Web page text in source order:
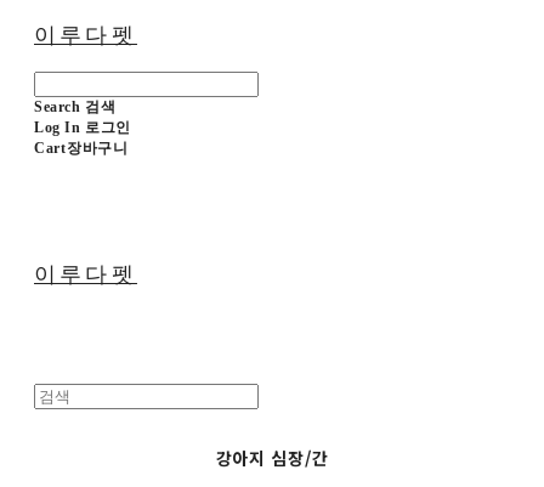
이루다펫
Search 검색
Log In 로그인
Cart장바구니
이루다펫
강아지 심장/간